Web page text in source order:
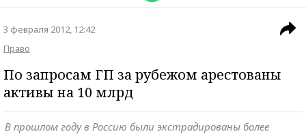
3 февраля 2012, 12:42
Право
По запросам ГП за рубежом арестованы
активы на 10 млрд
В прошлом году в Россию были экстрадированы более